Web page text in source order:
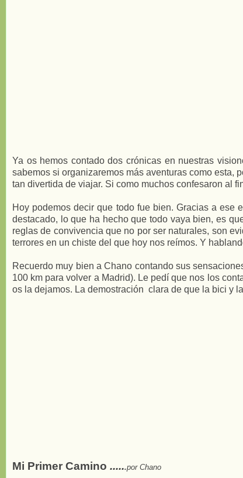
Ya os hemos contado dos crónicas en nuestras
sabemos si organizaremos más aventuras como esta,
tan divertida de viajar. Si como muchos confesaron al
Hoy podemos decir que todo fue bien. Gracias a
destacado, lo que ha hecho que todo vaya bien, es
reglas de convivencia que no por ser naturales, son
terrores en un chiste del que hoy nos reímos. Y
Recuerdo muy bien a Chano contando sus
100 km para volver a Madrid). Le pedí que nos los
os la dejamos. La demostración clara de que la bici y
Mi Primer Camino ......por Chano